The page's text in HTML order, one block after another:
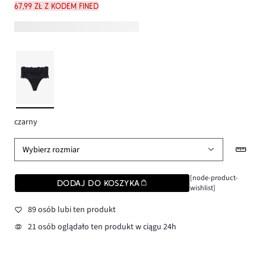
67,99 zł z kodem FINED
czarny
Wybierz rozmiar
DODAJ DO KOSZYKA
[node-product-
wishlist]
89 osób lubi ten produkt
21 osób oglądało ten produkt w ciągu 24h